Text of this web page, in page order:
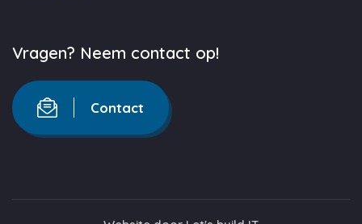
Vragen? Neem contact op!
Contact